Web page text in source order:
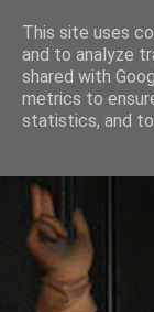
This site uses
and to analyze
shared with
metrics to
statistics, and